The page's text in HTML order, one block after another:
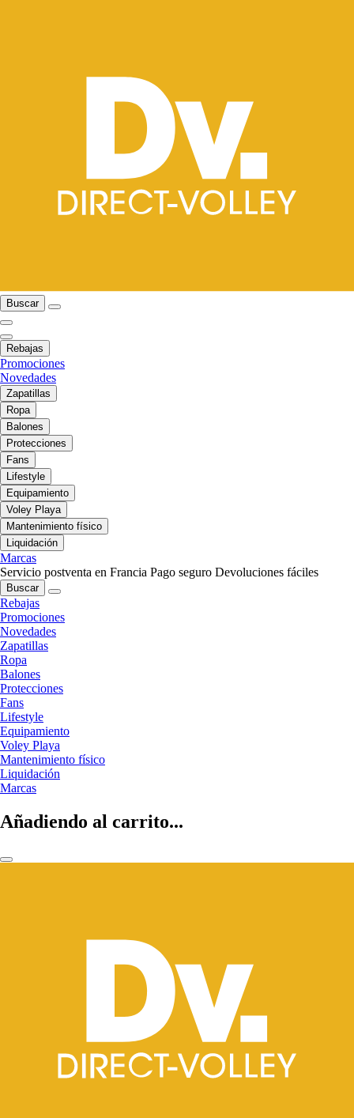
Buscar
Rebajas
Promociones
Novedades
Zapatillas
Ropa
Balones
Protecciones
Fans
Lifestyle
Equipamiento
Voley Playa
Mantenimiento físico
Liquidación
Marcas
Servicio postventa en Francia Pago seguro Devoluciones fáciles
Buscar
Rebajas
Promociones
Novedades
Zapatillas
Ropa
Balones
Protecciones
Fans
Lifestyle
Equipamiento
Voley Playa
Mantenimiento físico
Liquidación
Marcas
Añadiendo al carrito...